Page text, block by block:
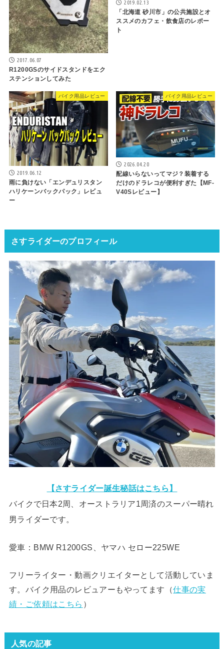
2017.06.07
R1200GSのサイドスタンドをエク
ステンションしてみた
2019.02.13
「北海道 砂川市」の公共施設とオ
ススメのカフェ・飲食店のレポー
ト
バイク用品レビュー
2019.06.12
雨に負けない「エンデュリスタン
ハリケーンバックパック」レビュ
ー
バイク用品レビュー
2026.04.20
配線いらないってマジ？装着する
だけのドラレコが便利すぎた【MF-
V40Sレビュー】
さすライダーのプロフィール
【さすライダー誕生秘話はこちら】
バイクで日本2周、オーストラリア1周済のスーパー晴れ
男ライダーです。
愛車：BMW R1200GS、ヤマハ セロー225WE
フリーライター・動画クリエイターとして活動していま
す。バイク用品のレビュアーもやってます（仕事の実
績・ご依頼はこちら ）
人気の記事